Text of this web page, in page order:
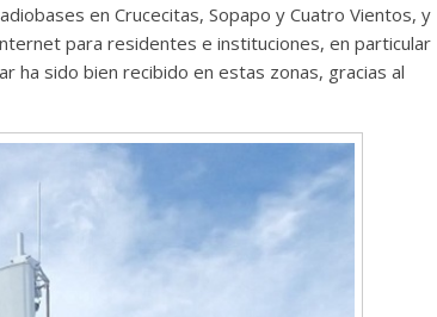
en Crucecitas, Sopapo y Cuatro Vientos, y
para residentes e instituciones, en particular
ha sido bien recibido en estas zonas, gracias al